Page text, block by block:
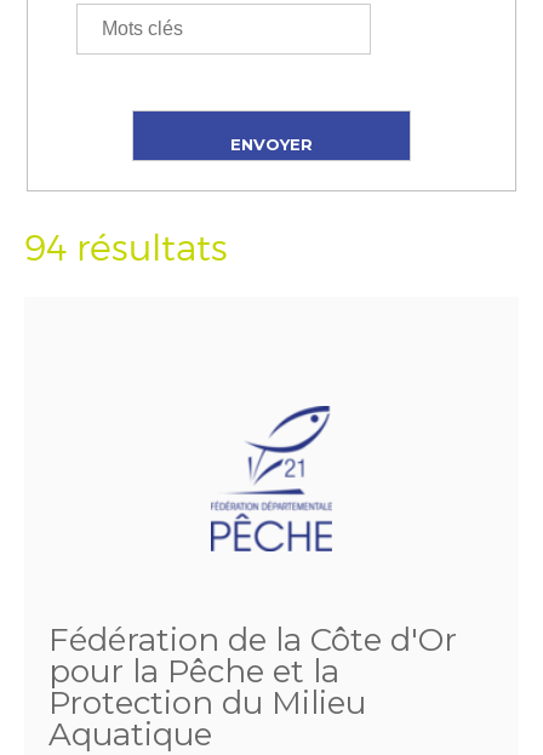
94 résultats
Fédération de la Côte d'Or
pour la Pêche et la
Protection du Milieu
Aquatique